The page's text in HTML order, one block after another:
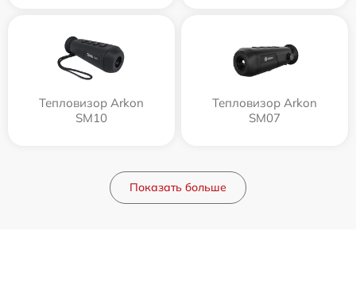
Тепловизор Arkon
SM10
Тепловизор Arkon
SM07
Показать больше